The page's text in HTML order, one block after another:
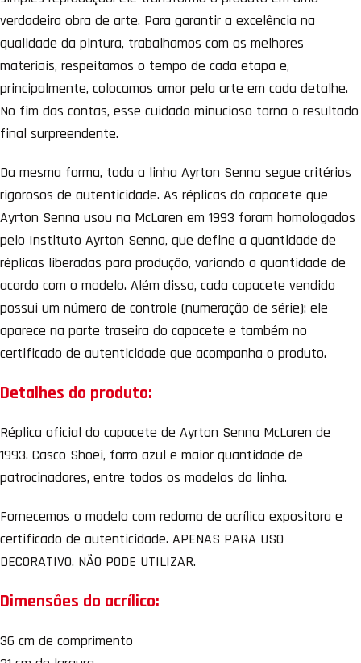
verdadeira obra de arte. Para garantir a excelência na
qualidade da pintura, trabalhamos com os melhores
materiais, respeitamos o tempo de cada etapa e,
principalmente, colocamos amor pela arte em cada detalhe.
No fim das contas, esse cuidado minucioso torna o resultado
final surpreendente.
Da mesma forma, toda a linha Ayrton Senna segue critérios
rigorosos de autenticidade. As réplicas do capacete que
Ayrton Senna usou na McLaren em 1993 foram homologados
pelo Instituto Ayrton Senna, que define a quantidade de
réplicas liberadas para produção, variando a quantidade de
acordo com o modelo. Além disso, cada capacete vendido
possui um número de controle (numeração de série): ele
aparece na parte traseira do capacete e também no
certificado de autenticidade que acompanha o produto.
Detalhes do produto:
Réplica oficial do capacete de Ayrton Senna McLaren de
1993. Casco Shoei, forro azul e maior quantidade de
patrocinadores, entre todos os modelos da linha.
Fornecemos o modelo com redoma de acrílica expositora e
certificado de autenticidade. APENAS PARA USO
DECORATIVO. NÃO PODE UTILIZAR.
Dimensões do acrílico:
36 cm de comprimento